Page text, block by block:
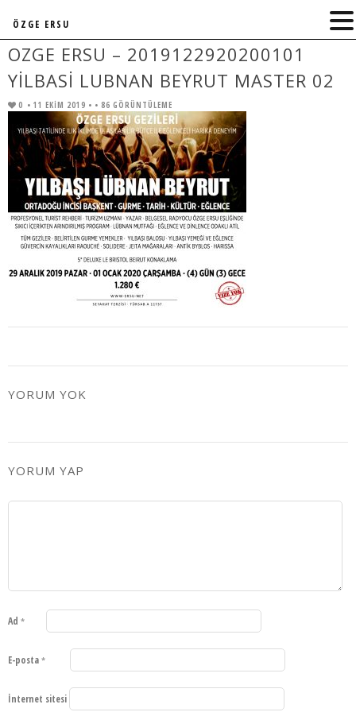
OZGE ERSU – 2019122920200101
YILBASI LUBNAN BEYRUT MASTER 02
0 • 11 EKIM 2019 • • 86 GÖRÜNTÜLEME
YORUM YOK
YORUM YAP
Ad *
E-posta *
İnternet sitesi
ÖZGE ERSU